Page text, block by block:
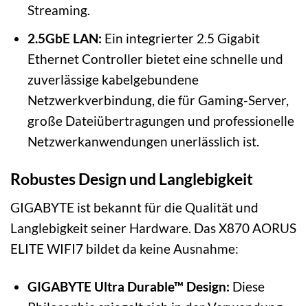
Streaming.
2.5GbE LAN: Ein integrierter 2.5 Gigabit
Ethernet Controller bietet eine schnelle und
zuverlässige kabelgebundene
Netzwerkverbindung, die für Gaming-Server,
große Dateiübertragungen und professionelle
Netzwerkanwendungen unerlässlich ist.
Robustes Design und Langlebigkeit
GIGABYTE ist bekannt für die Qualität und
Langlebigkeit seiner Hardware. Das X870 AORUS
ELITE WIFI7 bildet da keine Ausnahme:
GIGABYTE Ultra Durable™ Design: Diese